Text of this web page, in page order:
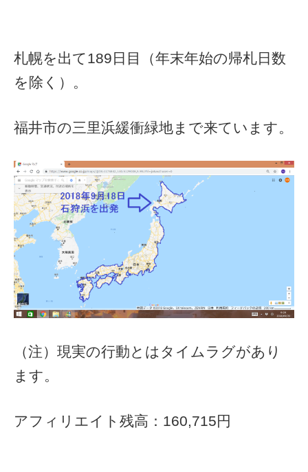
札幌を出て189日目（年末年始の帰札日数
を除く）。
福井市の三里浜緩衝緑地まで来ています。
（注）現実の行動とはタイムラグがあり
ます。
アフィリエイト残高：160,715円